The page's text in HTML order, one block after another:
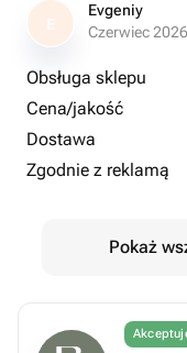
E
Evgeniy
Czerwiec 2026
Obsługa sklepu
Cena/jakość
Dostawa
Zgodnie z reklamą
Pokaż